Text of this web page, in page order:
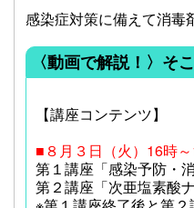
感染症対策に備えて消毒
〈動画で解説！〉そ
【講座コンテンツ】
■８月３日（火）16時
第１講座「感染予防・
第２講座「次亜塩素酸